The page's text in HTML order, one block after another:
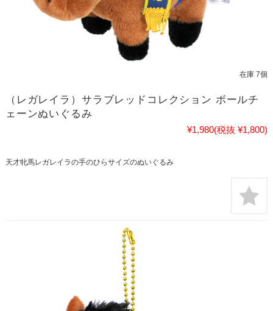
在庫 7個
（レガレイラ）サラブレッドコレクション ボールチ
ェーンぬいぐるみ
¥1,980(税抜 ¥1,800)
天才牝馬レガレイラの手のひらサイズのぬいぐるみ